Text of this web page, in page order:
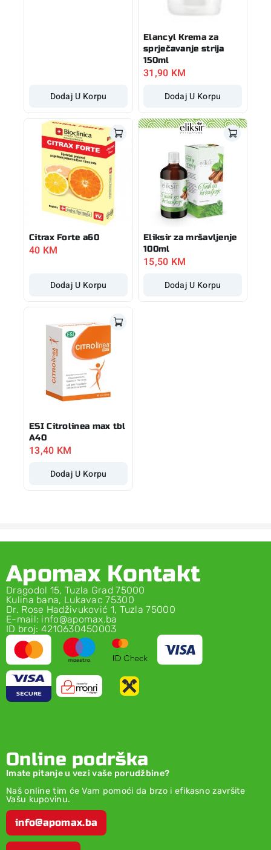
Dodaj U Korpu
Elancyl Krema za
sprječavanje strija
150ml
31,90 KM
Dodaj U Korpu
Citrax Forte a60
40 KM
Dodaj U Korpu
Eliksir za mršavljenje
100ml
15,50 KM
Dodaj U Korpu
ESI Citrolinea max tbl
A40
13,40 KM
Dodaj U Korpu
Apomax Kontakt
Dragodol 15, Tuzla Grad 75000
Kulina bana, Lukavac 75300
Dr. Rose Hadživuković 1, Tuzla 75000
E-mail: info@apomax.ba
ID broj: 4210630450003
Online podrška
Imate pitanje u vezi vaše porudžbine?
Naš online tim će Vam pomoći da brzo i efikasno završite
Vašu kupovinu.
info@apomax.ba